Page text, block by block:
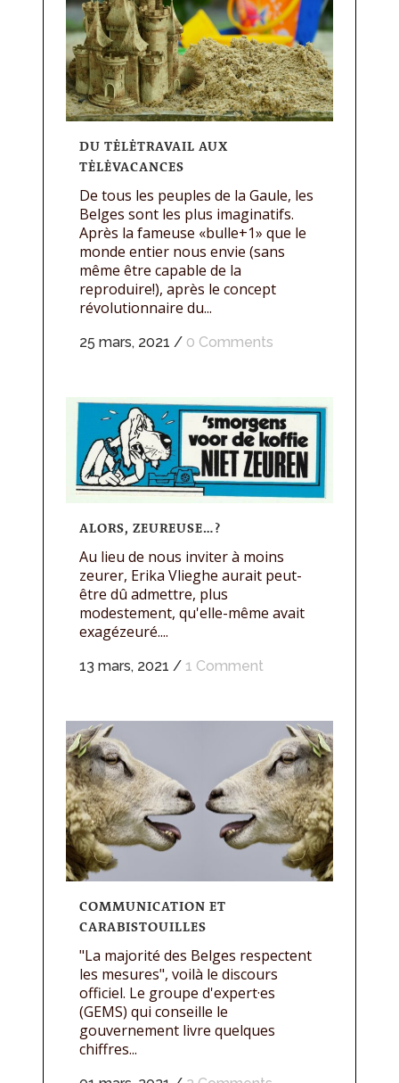
DU TĖLĖTRAVAIL AUX
TĖLĖVACANCES
De tous les peuples de la Gaule, les
Belges sont les plus imaginatifs.
Après la fameuse «bulle+1» que le
monde entier nous envie (sans
même être capable de la
reproduire!), après le concept
révolutionnaire du...
25 mars, 2021 / 0 Comments
ALORS, ZEUREUSE…?
Au lieu de nous inviter à moins
zeurer, Erika Vlieghe aurait peut-
être dû admettre, plus
modestement, qu'elle-même avait
exagézeuré....
13 mars, 2021 / 1 Comment
COMMUNICATION ET
CARABISTOUILLES
"La majorité des Belges respectent
les mesures", voilà le discours
officiel. Le groupe d'expert·es
(GEMS) qui conseille le
gouvernement livre quelques
chiffres...